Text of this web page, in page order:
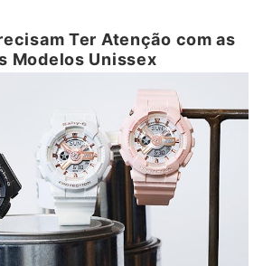
Ter Atenção com as
Modelos Unissex